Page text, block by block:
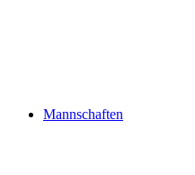
Mannschaften